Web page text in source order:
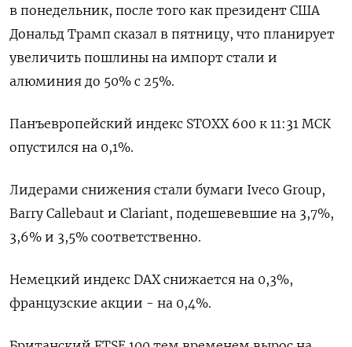
в понедельник, после того как президент США
Дональд Трамп сказал в пятницу, что планирует
увеличить пошлины на импорт стали и
алюминия до 50% с 25%.
Панъевропейский индекс STOXX 600 к 11:31 МСК
опустился на 0,1%.
Лидерами снижения стали бумаги Iveco Group,
Barry Callebaut и Clariant, подешевевшие на 3,7​%,
3,6% и 3,5% соответственно.
Немецкий индекс DAX снижается на 0,3%,
французские акции - на 0,4%.